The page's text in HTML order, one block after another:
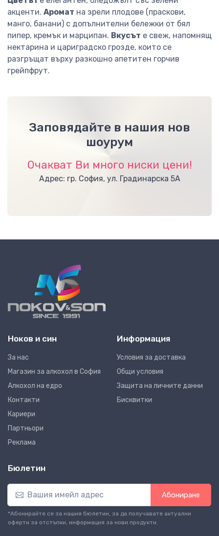
акценти. Аромат на зрели плодове (праскови,
манго, банани) с допълнителни бележки от бял
пипер, кремък и марципан. Вкусът е свеж, напомнящ
нектарина и цариградско грозде, които се
разгръщат върху разкошно апетитен горчив
грейпфрут.
Заповядайте в нашия нов
шоурум
Очакват Ви много ниски цени!
Адрес: гр. София, ул. Градинарска 5А
Ноков и син
За нас
Магазин за алкохол в София
Алкохол на едро
Контакти
Кариери
Партньори
Реклама
Информация
Условия за доставка
Общи условия
Защита на личните данни
Бисквитки
Бюлетин
Абониране
*Абонирайте се за нашия бюлетин, за да получавате актуални
оферти за отстъпки, информация за нови продукти.